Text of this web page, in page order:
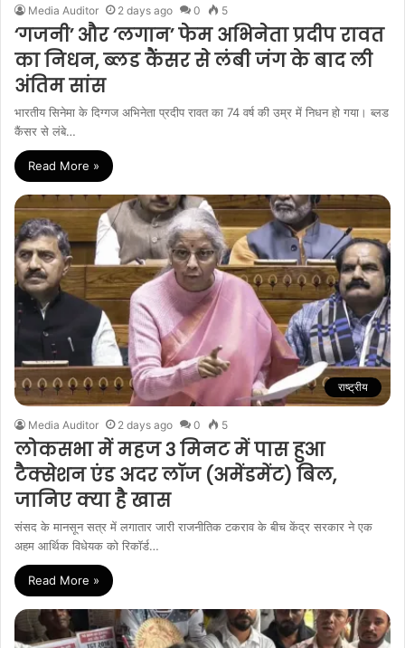
Media Auditor 2 days ago 0 5
‘गजनी’ और ‘लगान’ फेम अभिनेता प्रदीप रावत
का निधन, ब्लड कैंसर से लंबी जंग के बाद ली
अंतिम सांस
भारतीय सिनेमा के दिग्गज अभिनेता प्रदीप रावत का 74 वर्ष की उम्र में निधन हो गया। ब्लड
कैंसर से लंबे…
Read More »
राष्ट्रीय
Media Auditor 2 days ago 0 5
लोकसभा में महज 3 मिनट में पास हुआ
टैक्सेशन एंड अदर लॉज (अमेंडमेंट) बिल,
जानिए क्या है खास
संसद के मानसून सत्र में लगातार जारी राजनीतिक टकराव के बीच केंद्र सरकार ने एक
अहम आर्थिक विधेयक को रिकॉर्ड…
Read More »